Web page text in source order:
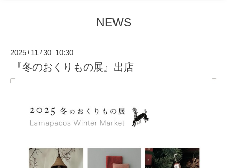
NEWS
2025 / 11 /30 10:30
『冬のおくりもの展』出店